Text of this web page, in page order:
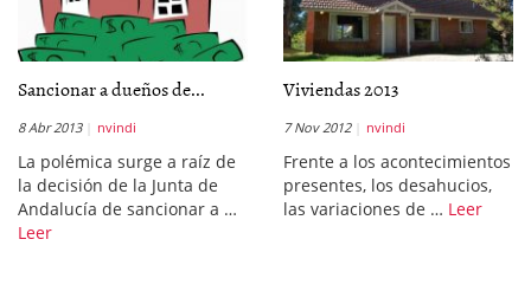
Sancionar a dueños de...
8 Abr 2013 nvindi
La polémica surge a raíz de
la decisión de la Junta de
Andalucía de sancionar a …
Leer
Viviendas 2013
7 Nov 2012 nvindi
Frente a los acontecimientos
presentes, los desahucios,
las variaciones de … Leer